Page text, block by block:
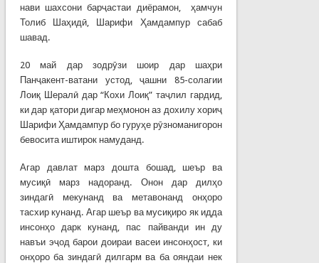
нави шахсони барҷастаи диёрамон, ҳамчун
Толиб Шаҳидӣ, Шарифи Ҳамдампур сабаб
шавад.
20 май дар зодрӯзи шоир дар шаҳри
Панҷакент-ватани устод, ҷашни 85-солагии
Лоиқ Шералӣ дар “Кохи Лоиқ” таҷлил гардид,
ки дар қатори дигар меҳмонон аз дохилу хориҷ
Шарифи Ҳамдампур бо гуруҳе рӯзноманигорон
бевосита иштирок намуданд.
Агар давлат марз дошта бошад, шеър ва
мусиқӣ марз надоранд. Онон дар дилҳо
зиндагӣ мекунанд ва метавонанд онҳоро
тасхир кунанд. Агар шеър ва мусиқиро як идда
инсонҳо дарк кунанд, пас пайванди ин ду
навъи эҷод барои доираи васеи инсонҳост, ки
онҳоро ба зиндагӣ дилгарм ва ба ояндаи нек